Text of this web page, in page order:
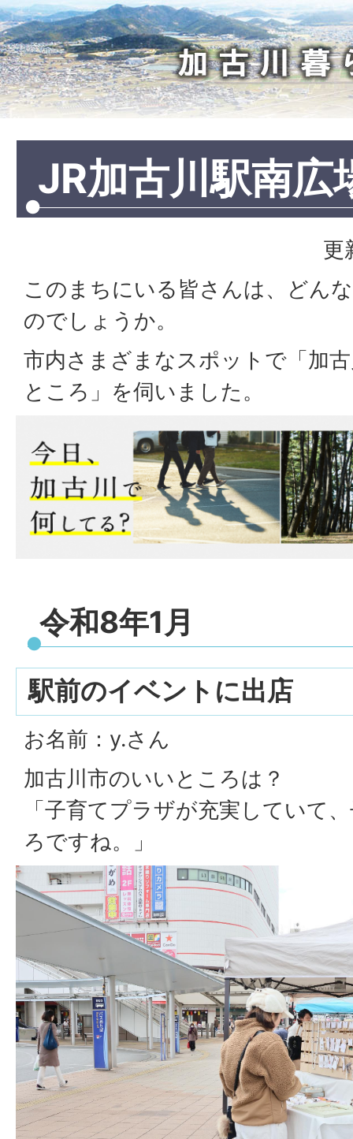
加
古
川
暮
ら
JR加古川駅南広
更
このまちにいる皆さんは、どん
のでしょうか。
市内さまざまなスポットで「加
ところ」を伺いました。
令和8年1月
駅前のイベントに出店
お名前：y.さん
加古川市のいいところは？
「子育てプラザが充実していて
ろですね。」